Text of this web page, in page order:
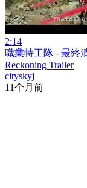
2:14
職業特工隊 - 最終
Reckoning Trailer
cityskyj
11个月前